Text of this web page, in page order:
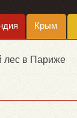
Крым
лес в Париже